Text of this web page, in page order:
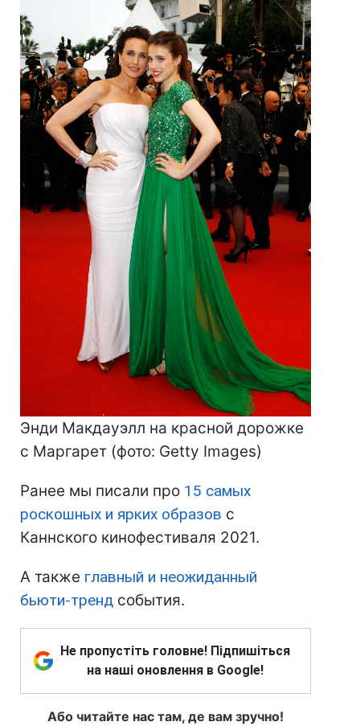
Энди Макдауэлл на красной дорожке
с Маргарет (фото: Getty Images)
Ранее мы писали про 15 самых
роскошных и ярких образов с
Каннского кинофестиваля 2021.
А также главный и неожиданный
бьюти-тренд события.
Не пропустіть головне! Підпишіться
на наші оновлення в Google!
Або читайте нас там, де вам зручно!